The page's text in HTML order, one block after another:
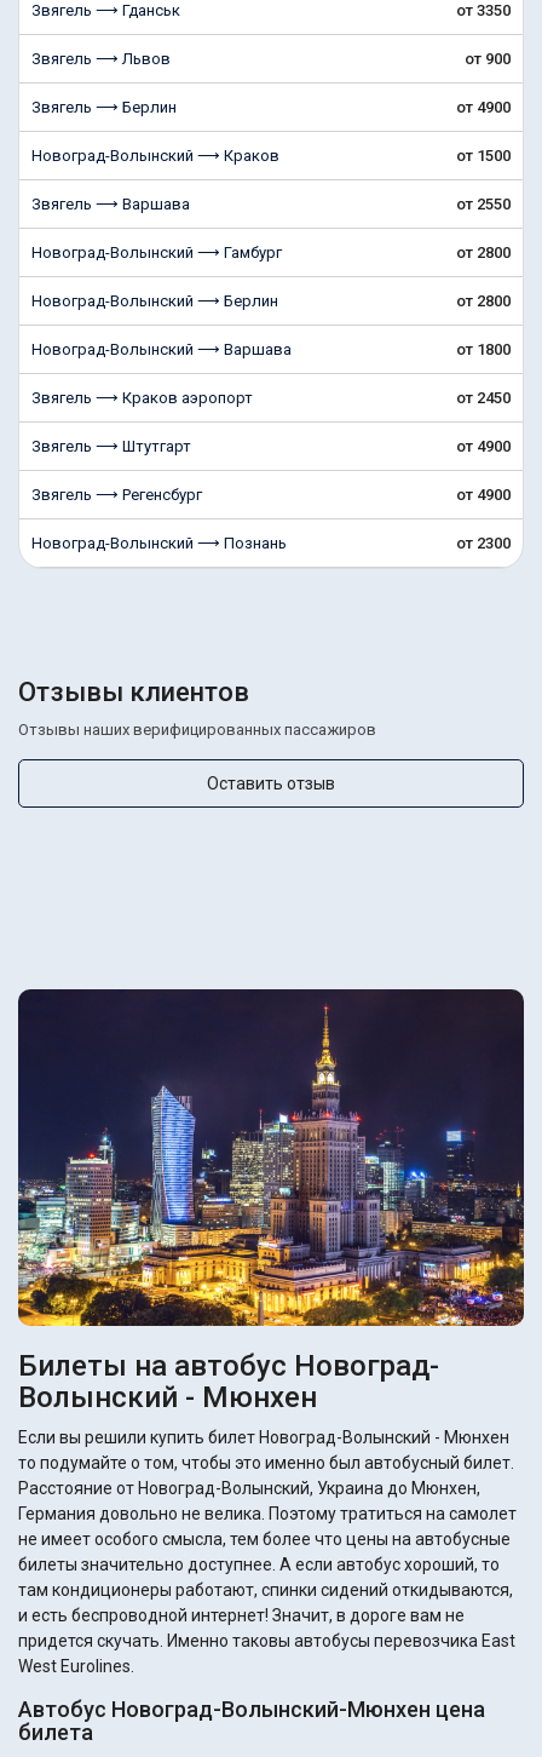
Звягель ⟶ Гданськ от 3350
Звягель ⟶ Львов от 900
Звягель ⟶ Берлин от 4900
Новоград-Волынский ⟶ Краков от 1500
Звягель ⟶ Варшава от 2550
Новоград-Волынский ⟶ Гамбург от 2800
Новоград-Волынский ⟶ Берлин от 2800
Новоград-Волынский ⟶ Варшава от 1800
Звягель ⟶ Краков аэропорт от 2450
Звягель ⟶ Штутгарт от 4900
Звягель ⟶ Регенсбург от 4900
Новоград-Волынский ⟶ Познань от 2300
Отзывы клиентов
Отзывы наших верифицированных пассажиров
Оставить отзыв
Билеты на автобус Новоград-
Волынский - Мюнхен
Если вы решили купить билет Новоград-Волынский - Мюнхен
то подумайте о том, чтобы это именно был автобусный билет.
Расстояние от Новоград-Волынский, Украина до Мюнхен,
Германия довольно не велика. Поэтому тратиться на самолет
не имеет особого смысла, тем более что цены на автобусные
билеты значительно доступнее. А если автобус хороший, то
там кондиционеры работают, спинки сидений откидываются,
и есть беспроводной интернет! Значит, в дороге вам не
придется скучать. Именно таковы автобусы перевозчика East
West Eurolines.
Автобус Новоград-Волынский-Мюнхен цена
билета